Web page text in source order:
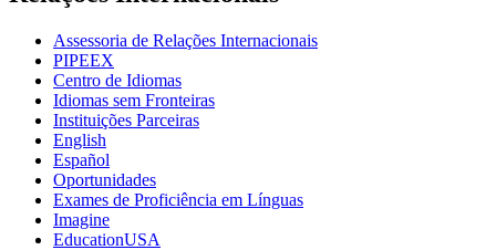
Assessoria de Relações Internacionais
PIPEEX
Centro de Idiomas
Idiomas sem Fronteiras
Instituições Parceiras
English
Español
Oportunidades
Exames de Proficiência em Línguas
Imagine
EducationUSA